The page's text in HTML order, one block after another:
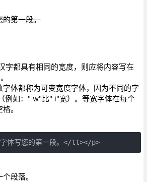
的第一段。
字都具有相同的宽度，则应将内容写在
体都称为可变宽度字体，因为不同的字
例如：" w"比" i"宽）。等宽字体在每个
。
体写您的第一段。</tt></p>
段落。